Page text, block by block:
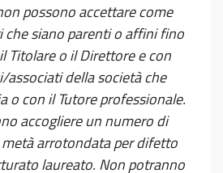
possono accettare come
siano parenti o affini fino
Titolare o il Direttore e con
associati della società che
o con il Tutore professionale.
accogliere un numero di
arrotondata per difetto
laureato. Non potranno